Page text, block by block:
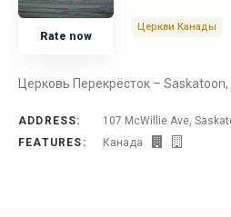
Rate now
Церкви Канады
Церковь Перекрёсток – Saskatoon,
ADDRESS:
107 McWillie Ave,
FEATURES:
Канада